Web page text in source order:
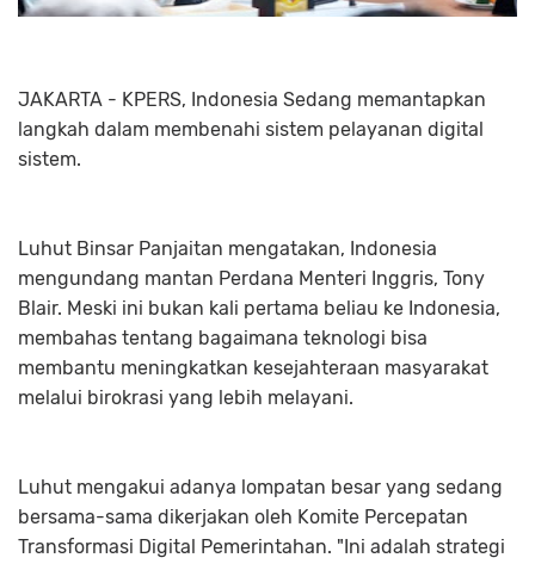
JAKARTA - KPERS, Indonesia Sedang memantapkan
langkah dalam membenahi sistem pelayanan digital
sistem.
Luhut Binsar Panjaitan mengatakan, Indonesia
mengundang mantan Perdana Menteri Inggris, Tony
Blair. Meski ini bukan kali pertama beliau ke Indonesia,
membahas tentang bagaimana teknologi bisa
membantu meningkatkan kesejahteraan masyarakat
melalui birokrasi yang lebih melayani.
Luhut mengakui adanya lompatan besar yang sedang
bersama-sama dikerjakan oleh Komite Percepatan
Transformasi Digital Pemerintahan. "Ini adalah strategi